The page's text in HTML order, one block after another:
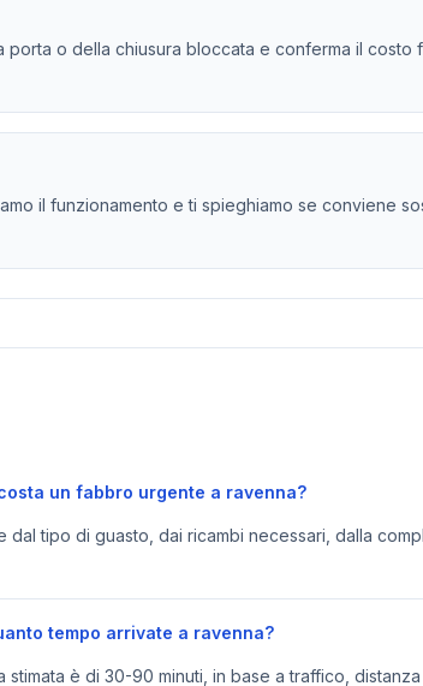
o della chiusura bloccata e conferma il costo
il funzionamento e ti spieghiamo se conviene
un fabbro urgente a ravenna?
tipo di guasto, dai ricambi necessari, dalla
tempo arrivate a ravenna?
è di 30-90 minuti, in base a traffico,